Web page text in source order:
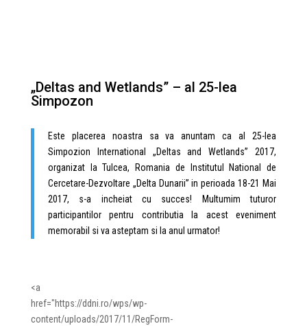
„Deltas and Wetlands” – al 25-lea
Simpozon
Este placerea noastra sa va anuntam ca al 25-lea
Simpozion International „Deltas and Wetlands” 2017,
organizat la Tulcea, Romania de Institutul National de
Cercetare-Dezvoltare „Delta Dunarii” in perioada 18-21 Mai
2017, s-a incheiat cu succes! Multumim tuturor
participantilor pentru contributia la acest eveniment
memorabil si va asteptam si la anul urmator!
<a
href="https://ddni.ro/wps/wp-
content/uploads/2017/11/RegForm-